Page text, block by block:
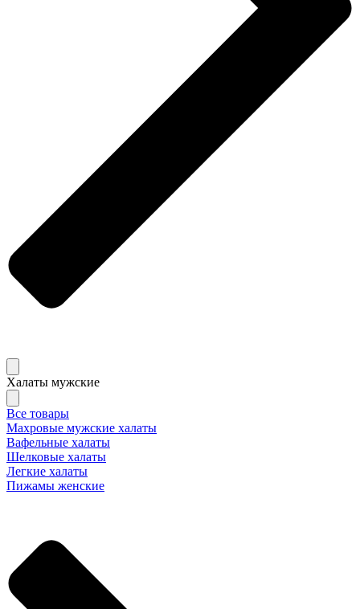
Халаты мужские
Все товары
Махровые мужские халаты
Вафельные халаты
Шелковые халаты
Легкие халаты
Пижамы женские